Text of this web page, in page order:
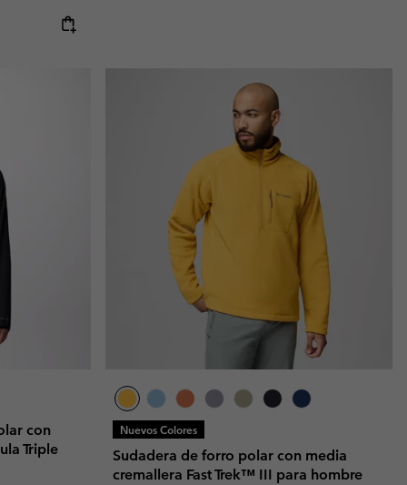
con
Triple
Nuevos Colores
Sudadera de forro polar con media
cremallera Fast Trek™ III para hombre